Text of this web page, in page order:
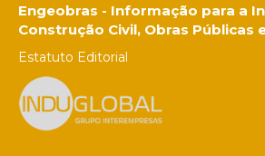
Engeobras - Informação para a
Construção Civil, Obras Públicas
Estatuto Editorial